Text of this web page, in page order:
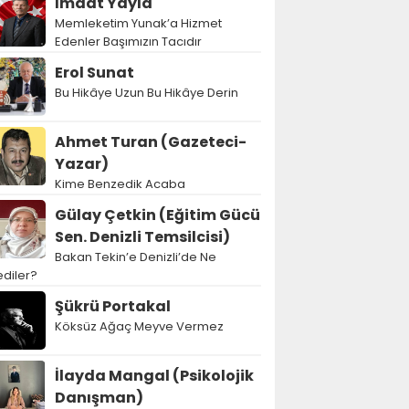
Memleketim Yunak’a Hizmet
Edenler Başımızın Tacıdır
Erol Sunat
Bu Hikâye Uzun Bu Hikâye Derin
Ahmet Turan (Gazeteci-
Yazar)
Kime Benzedik Acaba
Gülay Çetkin (Eğitim Gücü
Sen. Denizli Temsilcisi)
Bakan Tekin’e Denizli’de Ne
Şükrü Portakal
Köksüz Ağaç Meyve Vermez
İlayda Mangal (Psikolojik
Danışman)